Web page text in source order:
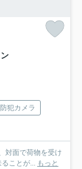
防犯カメラ
対面で荷物を受け
ことが... もっと